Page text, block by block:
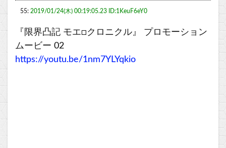
55: 2019/01/24(木) 00:19:05.23 ID:1KeuF6eY0
『限界凸記 モエ□クロニクル』 プロモーション
ムービー 02
https://youtu.be/1nm7YLYqkio